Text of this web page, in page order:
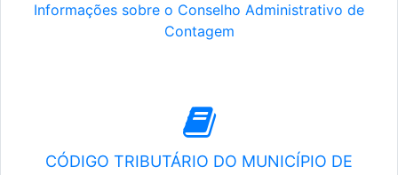
Informações sobre o Conselho Administrativo de
Contagem
CÓDIGO TRIBUTÁRIO DO MUNICÍPIO DE